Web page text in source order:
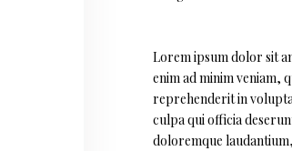
Lorem ipsum dolor sit
enim ad minim veniam,
reprehenderit in
culpa qui officia
doloremque